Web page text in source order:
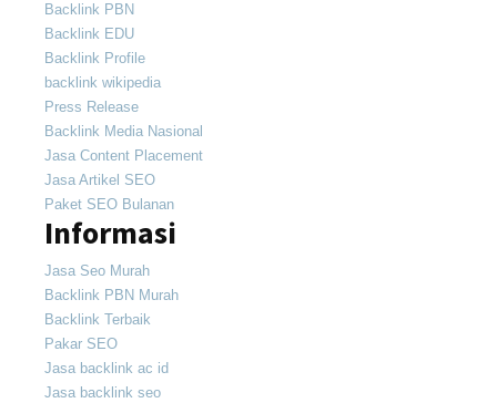
Backlink PBN
Backlink EDU
Backlink Profile
backlink wikipedia
Press Release
Backlink Media Nasional
Jasa Content Placement
Jasa Artikel SEO
Paket SEO Bulanan
Informasi
Jasa Seo Murah
Backlink PBN Murah
Backlink Terbaik
Pakar SEO
Jasa backlink ac id
Jasa backlink seo